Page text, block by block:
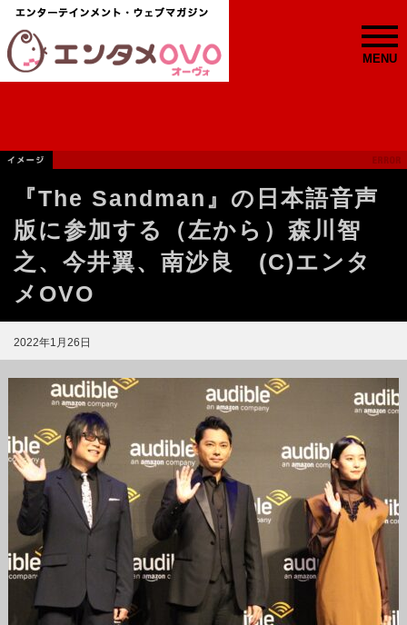
MENU
『The Sandman』の日本語音声
版に参加する（左から）森川智
之、今井翼、南沙良 (C)エンタ
メOVO
2022年1月26日